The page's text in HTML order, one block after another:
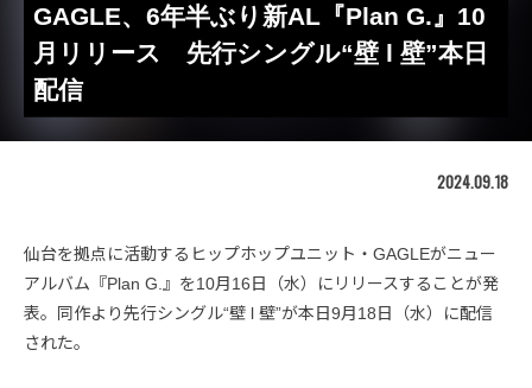
GAGLE、6年半ぶり新AL『Plan G.』10
月リリース 先行シングル“壁 l 壁”本日
配信
2024.09.18
仙台を拠点に活動するヒップホップユニット・GAGLEがニュー
アルバム『Plan G.』を10月16日（水）にリリースすることが発
表。同作より先行シングル“壁 l 壁”が本日9月18日（水）に配信
された。